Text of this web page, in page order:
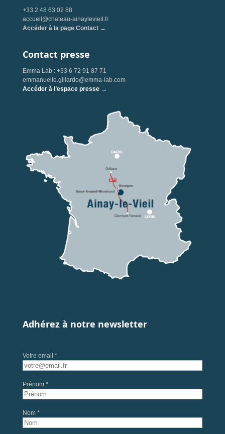
+33 2 48 63 02 88
accueil@chateau-ainaylevieil.fr
Accéder à la page Contact →
Contact presse
Emma Lab : +33 6 72 91 87 71
emmanuelle.gillardo@emma-lab.com
Accéder à l’espace presse →
Adhérez à notre newsletter
Votre email *
Prénom *
Nom *